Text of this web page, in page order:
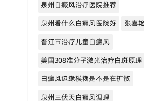
泉州白癜风治疗医院推荐
泉州看什么白癜风医院好
张喜
晋江市治疗儿童白癜风
美国308准分子激光治疗白斑原理
白癜风边缘模糊是不是在扩散
泉州三伏天白癜风调理